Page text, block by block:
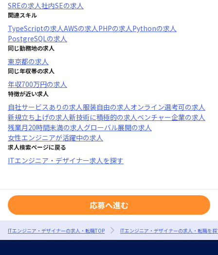
SREの求人社内SEの求人
関連スキル
TypeScriptの求人AWSの求人PHPの求人Pythonの求人
PostgreSQLの求人
同じ勤務地の求人
東京都の求人
同じ年収帯の求人
年収700万円の求人
特徴が近い求人
自社サービスあり の求人服装自由の求人オンライン選考可の求人
新規立ち上げの求人新技術に積極的の求人ベンチャー企業の求人
残業月20時間未満の求人グローバル展開の求人
女性エンジニアが活躍中の求人
求人検索ページに戻る
ITエンジニア・デザイナー求人を探す
応募へ進む
ITエンジニア・デザイナーの求人・転職TOP ITエンジニア・デザイナーの求人・転職を